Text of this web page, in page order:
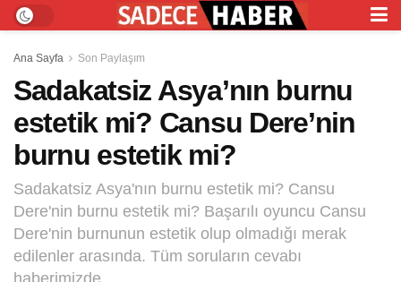
Ana Sayfa Son Paylaşım
Sadakatsiz Asya’nın burnu
estetik mi? Cansu Dere’nin
burnu estetik mi?
Sadakatsiz Asya'nın burnu estetik mi? Cansu
Dere'nin burnu estetik mi? Başarılı oyuncu Cansu
Dere'nin burnunun estetik olup olmadığı merak
edilenler arasında. Tüm soruların cevabı
haberimizde.